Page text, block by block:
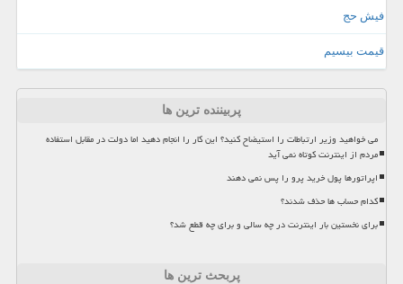
فیش حج
قیمت بیسیم
پربیننده ترین ها
می خواهید وزیر ارتباطات را استیضاح کنید؟ این کار را انجام دهید اما دولت در مقابل استفاده
مردم از اینترنت کوتاه نمی آید
اپراتورها پول خرید پرو را پس نمی دهند
کدام حساب ها حذف شدند؟
برای نخستین بار اینترنت در چه سالی و برای چه قطع شد؟
پربحث ترین ها